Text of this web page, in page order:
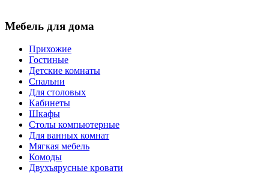
Мебель для дома
Прихожие
Гостиные
Детские комнаты
Спальни
Для столовых
Кабинеты
Шкафы
Столы компьютерные
Для ванных комнат
Мягкая мебель
Комоды
Двухъярусные кровати